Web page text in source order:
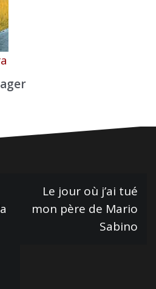
Le jour où j’ai tué
mon père de Mario
Sabino